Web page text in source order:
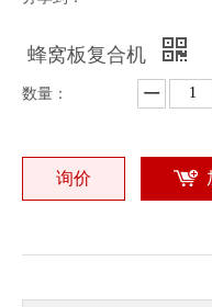
蜂窝板复合机
数量：
询价